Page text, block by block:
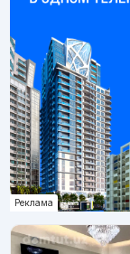
Реклама